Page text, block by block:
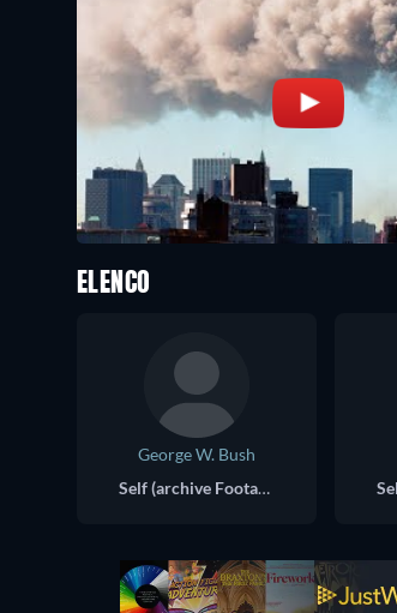
ELENCO
George W. Bush
Self (archive Footage)